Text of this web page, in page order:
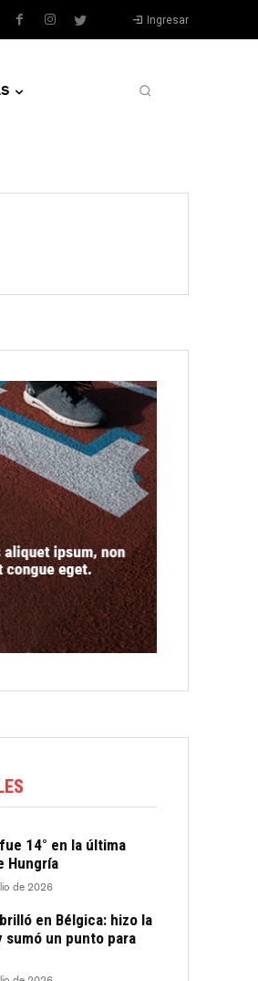
Ingresar
14° en la última
Hungría
de 2026
en Bélgica: hizo la
sumó un punto para